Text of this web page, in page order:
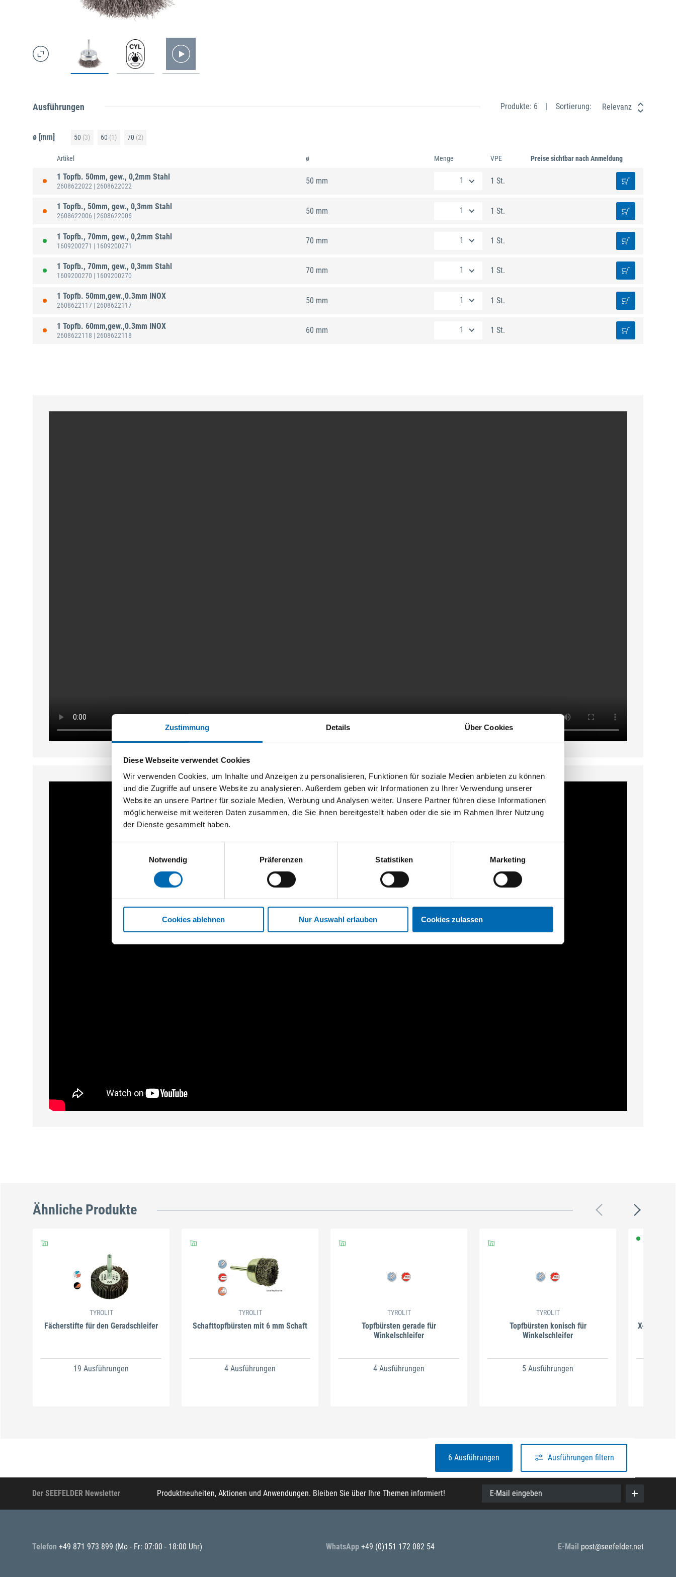
Zustimmung Details Über Cookies
Diese Webseite verwendet Cookies
Wir verwenden Cookies, um Inhalte und Anzeigen zu personalisieren, Funktionen für soziale Medien anbieten zu können
und die Zugriffe auf unsere Website zu analysieren. Außerdem geben wir Informationen zu Ihrer Verwendung unserer
Website an unsere Partner für soziale Medien, Werbung und Analysen weiter. Unsere Partner führen diese Informationen
möglicherweise mit weiteren Daten zusammen, die Sie ihnen bereitgestellt haben oder die sie im Rahmen Ihrer Nutzung
der Dienste gesammelt haben.
Notwendig
Präferenzen Statistiken Marketing
Cookies ablehnen Nur Auswahl erlauben Cookies zulassen
Ausführungen Produkte: 6 Sortierung: Relevanz
ø [mm] 50 (3) 60 (1) 70 (2)
Artikel ø Menge VPE Preise sichtbar nach Anmeldung
1 Topfb. 50mm, gew., 0,2mm Stahl
2608622022 | 2608622022
50 mm 1 St.
1 Topfb., 50mm, gew., 0,3mm Stahl
2608622006 | 2608622006
50 mm 1 St.
1 Topfb., 70mm, gew., 0,2mm Stahl
1609200271 | 1609200271
70 mm 1 St.
1 Topfb., 70mm, gew., 0,3mm Stahl
1609200270 | 1609200270
70 mm 1 St.
1 Topfb. 50mm,gew.,0.3mm INOX
2608622117 | 2608622117
50 mm 1 St.
1 Topfb. 60mm,gew.,0.3mm INOX
2608622118 | 2608622118
60 mm 1 St.
Ähnliche Produkte
TYROLIT
Fächerstifte für den Geradschleifer
19 Ausführungen
TYROLIT
Schafttopfbürsten mit 6 mm Schaft
4 Ausführungen
TYROLIT
Topfbürsten gerade für
Winkelschleifer
4 Ausführungen
TYROLIT
Topfbürsten konisch für
Winkelschleifer
5 Ausführungen
X-LOCK
6 Ausführungen Ausführungen filtern
Der SEEFELDER Newsletter Produktneuheiten, Aktionen und Anwendungen. Bleiben Sie über Ihre Themen informiert! E-Mail eingeben
Telefon +49 871 973 899 (Mo - Fr: 07:00 - 18:00 Uhr) WhatsApp +49 (0)151 172 082 54 E-Mail post@seefelder.net